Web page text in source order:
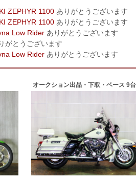
ZEPHYR 1100 ありがとうございます
ZEPHYR 1100 ありがとうございます
Low Rider ありがとうございます
がとうございます
Low Rider ありがとうございます
オークション出品・下取・ベース 9台